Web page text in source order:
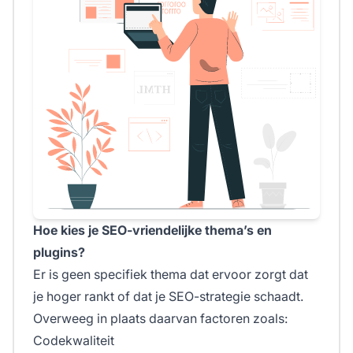
Hoe kies je SEO-vriendelijke thema’s en
plugins?
Er is geen specifiek thema dat ervoor zorgt dat
je hoger rankt of dat je SEO-strategie schaadt.
Overweeg in plaats daarvan factoren zoals:
Codekwaliteit